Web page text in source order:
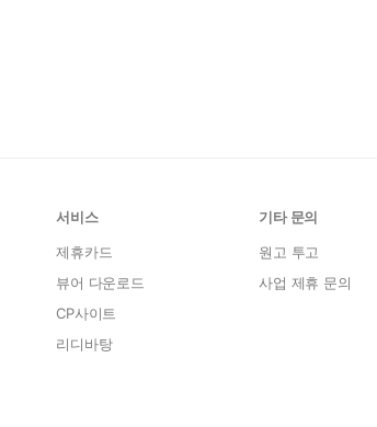
서비스
제휴카드
뷰어 다운로드
CP사이트
리디바탕
기타 문의
원고 투고
사업 제휴 문의